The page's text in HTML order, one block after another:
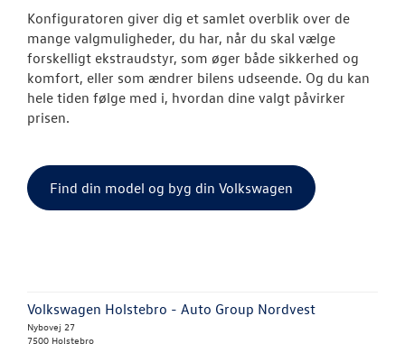
ID. Polo
ID.3 Neo
Aktuelle
Konfiguratoren giver dig et samlet overblik over de
mange valgmuligheder, du har, når du skal vælge
forskelligt ekstraudstyr, som øger både sikkerhed og
komfort, eller som ændrer bilens udseende. Og du kan
hele tiden følge med i, hvordan dine valgt påvirker
prisen.
Find din model og byg din Volkswagen
Volkswagen Holstebro - Auto Group Nordvest
Nybovej 27
7500 Holstebro